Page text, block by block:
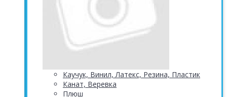
Каучук, Винил, Латекс, Резина, Пластик
Канат, Веревка
Плюш